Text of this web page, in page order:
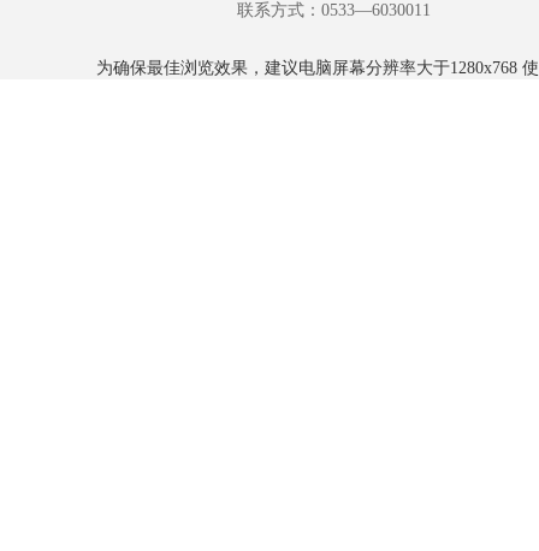
联系方式：0533—6030011
为确保最佳浏览效果，建议电脑屏幕分辨率大于1280x768